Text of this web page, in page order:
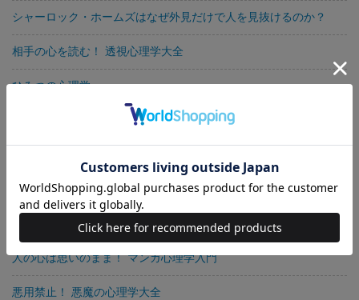
シャーロック・ホームズはなぜ外見だけで人を見抜けるのか？
相手の心を読む！ 透視心理学大全
ひみつの心理学
突撃実験！ 心理学を使って10日間で彼氏をつくる！
マンガ 思わず使ってみたくなる心理学
マンガ 思いのままに人をあやつる心理学
人の心は思いのまま！ マンガ心理学入門
悪用禁止！ 悪魔の心理学大全